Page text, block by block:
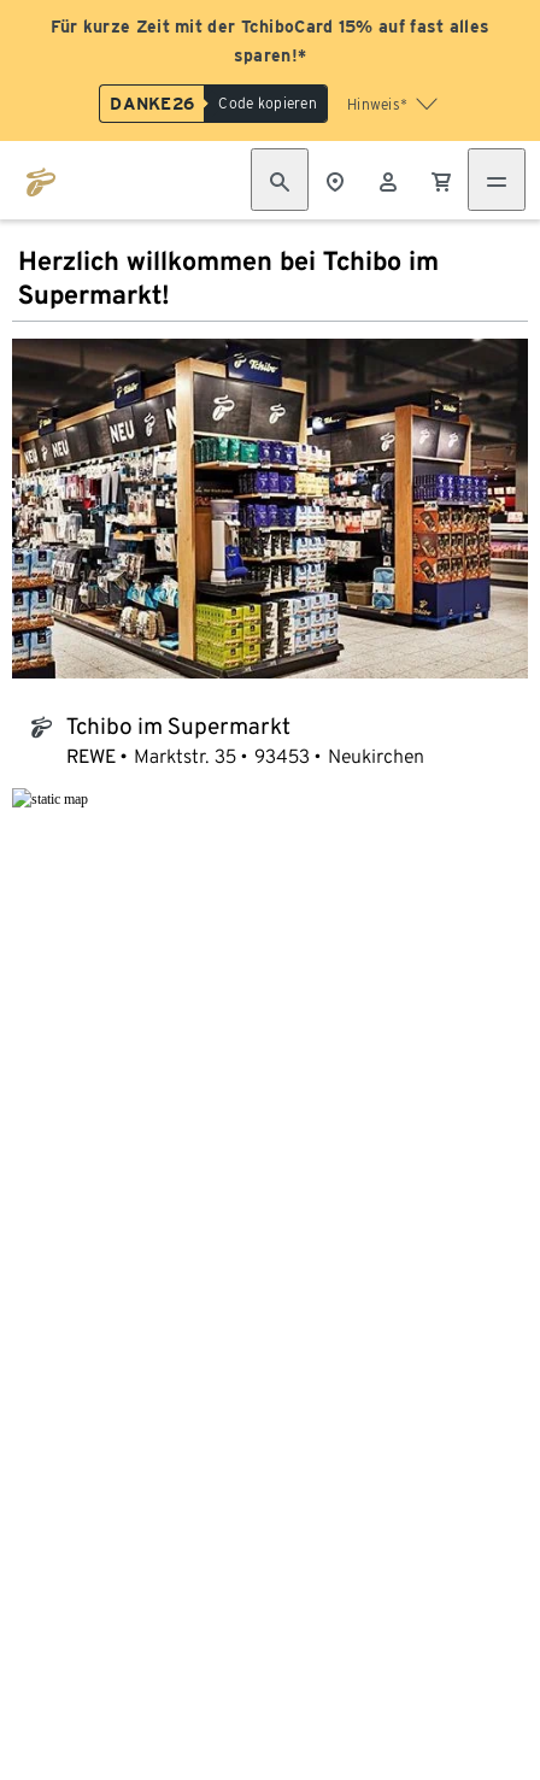
Für kurze Zeit mit der TchiboCard 15% auf fast alles
sparen!*
DANKE26 Code kopieren Hinweis*
Herzlich willkommen bei Tchibo im
Supermarkt!
tchibo_logo Tchibo im Supermarkt
REWE Marktstr. 35 93453 Neukirchen